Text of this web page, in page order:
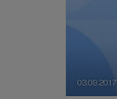
03.09.2017